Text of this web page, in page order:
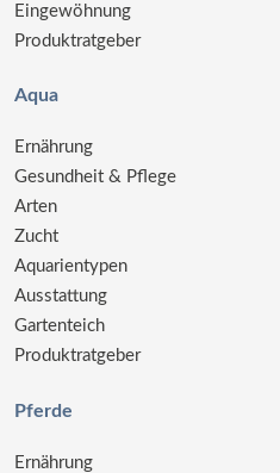
Eingewöhnung
Produktratgeber
Aqua
Ernährung
Gesundheit & Pflege
Arten
Zucht
Aquarientypen
Ausstattung
Gartenteich
Produktratgeber
Pferde
Ernährung